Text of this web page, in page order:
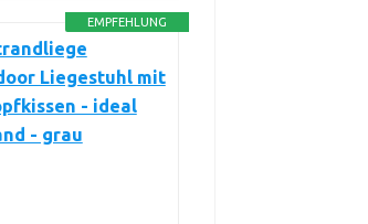
EMPFEHLUNG
Liegestuhl mit
- ideal
- grau